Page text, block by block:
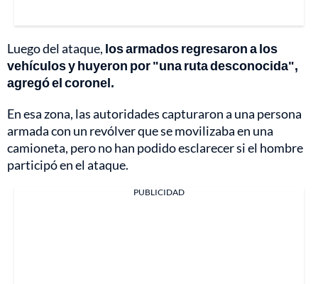
Luego del ataque, los armados regresaron a los
vehículos y huyeron por "una ruta desconocida",
agregó el coronel.
En esa zona, las autoridades capturaron a una persona
armada con un revólver que se movilizaba en una
camioneta, pero no han podido esclarecer si el hombre
participó en el ataque.
PUBLICIDAD